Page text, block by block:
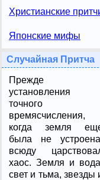
Христианские
Японские мифы
Случайная Притча
Прежде
установления
точного
времясчисления,
когда земля
была не
всюду
хаос. Земля и
свет и тьма, звезды